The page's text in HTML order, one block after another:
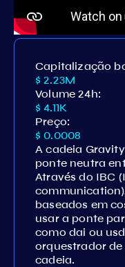
Capitalização
$ 2.23M
Volume 24h:
$ 4.11K
Preço:
$ 0.0008
A cadeia
ponte neutra
Através do IBC
baseados em
usar a ponte
como dai ou
orquestrador
cadeia.